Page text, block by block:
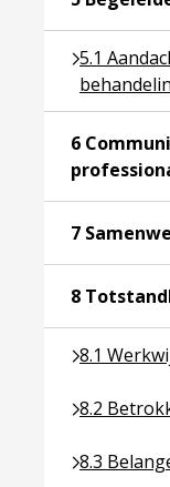
5.1
Ga naar
6
7
8
8.1
Ga naar
8.2
Ga naar
8.3
Ga naar